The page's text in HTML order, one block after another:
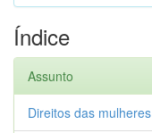
Índice
Assunto
Direitos das mulheres